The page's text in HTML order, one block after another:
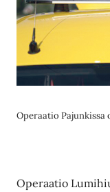
Operaatio
Operaatio